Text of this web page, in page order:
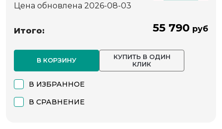
Цена обновлена 2026-08-03
Итого: 55 790 руб
В КОРЗИНУ
КУПИТЬ В ОДИН
КЛИК
В ИЗБРАННОЕ
В СРАВНЕНИЕ